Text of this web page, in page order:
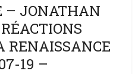
– JONATHAN
RENAISSANCE
19 –